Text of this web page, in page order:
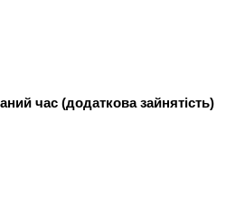
час (додаткова зайнятість)